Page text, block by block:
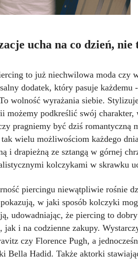
ucha na co dzień, nie
to już niechwilowa moda czy
dodatek, który pasuje każdemu
wolność wyrażania siebie.
możemy podkreślić swój
pragniemy być dziś romantyczną
wielu możliwościom każdego
i drapieżną ze sztangą w górnej
kolczykami w skrawku
piercingu niewątpliwie rośnie
w jaki sposób kolczyki
udowadniając, że piercing to
jak i na codzienne zakupy.
czy Florence Pugh, a
Bella Hadid. Także aktorki